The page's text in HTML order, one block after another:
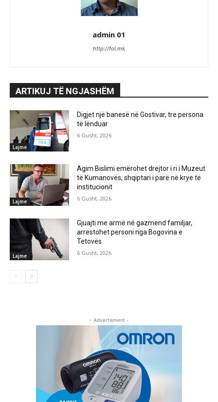
admin 01
http://fol.mk
ARTIKUJ TË NGJASHËM
Lajme
Digjet një banesë në Gostivar, tre persona
të lënduar
6 Gusht, 2026
Lajme
Agim Bislimi emërohet drejtor i ri i Muzeut
të Kumanovës, shqiptari i parë në krye të
institucionit
6 Gusht, 2026
Lajme
Gjuajti me armë në gazmend familjar,
arrestohet personi nga Bogovina e
Tetovës
6 Gusht, 2026
- Advertisment -